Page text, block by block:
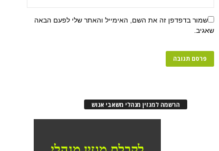
זה את השם, האימייל והאתר שלי לפעם הבאה
הרשמה למגזין מנהלי משאבי אנוש